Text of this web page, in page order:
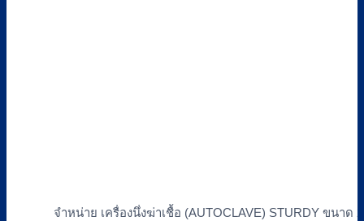
จำหน่าย เครื่องนึ่งฆ่าเชื้อ (AUTOCLAVE) STURDY ขนา